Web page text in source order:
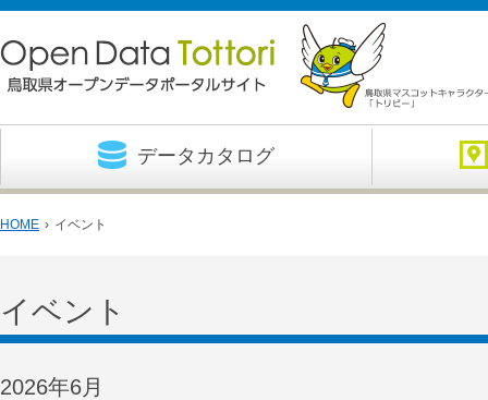
データカタログ
HOME › イベント
イベント
2026年6月